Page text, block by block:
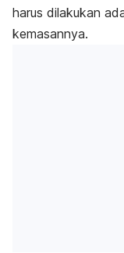
harus dilakukan
kemasannya.